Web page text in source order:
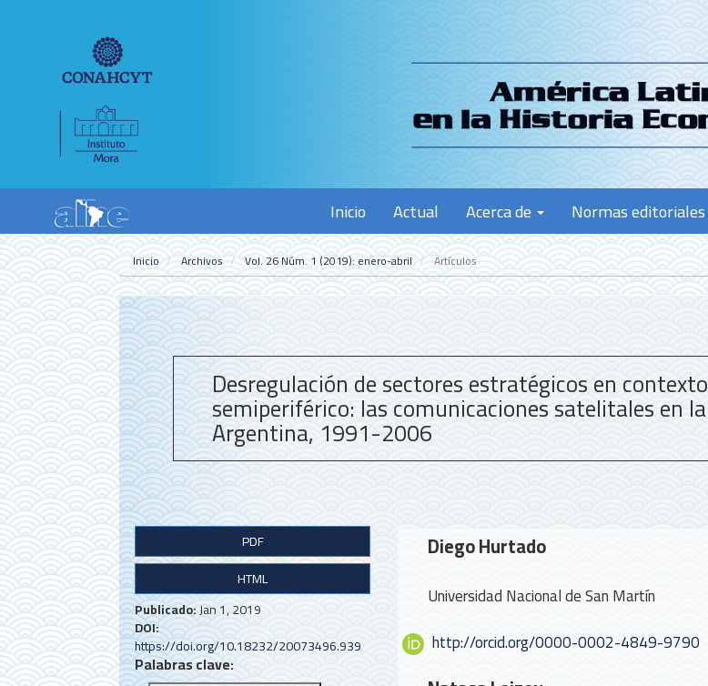
Contenido
Barra
Inicio Actual Acerca de Normas editoriales
Inicio Archivos Vol. 26 Núm. 1 (2019): enero-abril Artículos
Desregulación de sectores estratégicos en contexto
semiperiférico: las comunicaciones satelitales en la
Argentina, 1991-2006
B
a
r
r
a
PDF
HTML
Publicado:Jan 1, 2019
DOI:
https://doi.org/10.18232/20073496.939
Palabras clave:
Contenido
principal
del
artículo
Diego Hurtado
Universidad Nacional de San Martín
http://orcid.org/0000-0002-4849-9790